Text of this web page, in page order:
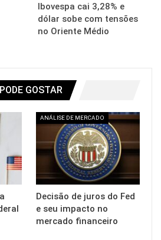
Ibovespa cai 3,28% e
dólar sobe com tensões
no Oriente Médio
GOSTAR
ANÁLISE DE MERCADO
Decisão de juros do Fed
e seu impacto no
mercado financeiro